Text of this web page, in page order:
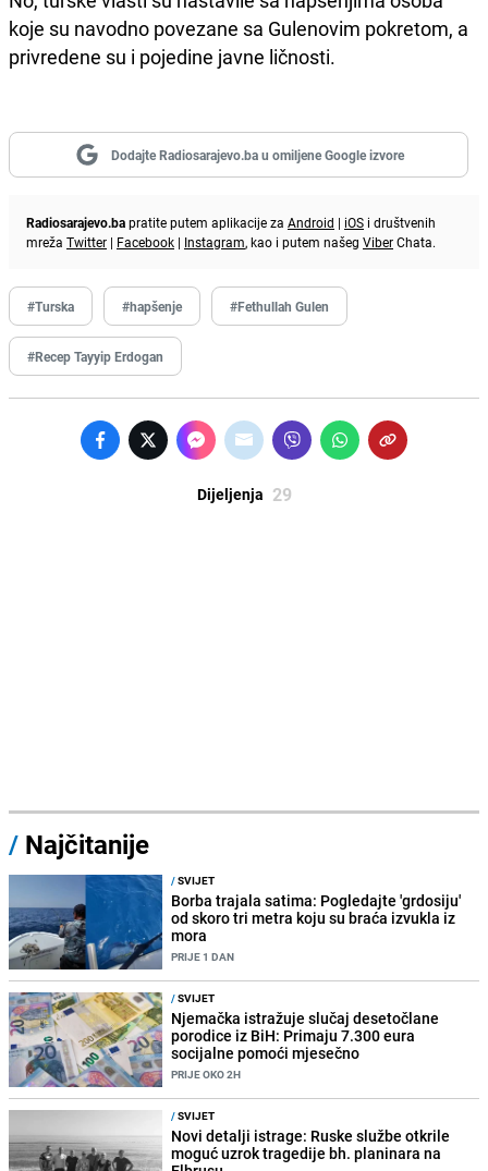
koje su navodno povezane sa Gulenovim pokretom, a
privredene su i pojedine javne ličnosti.
Dodajte Radiosarajevo.ba u omiljene Google izvore
Radiosarajevo.bapratite putem aplikacije za Android | iOS i društvenih
mreža Twitter | Facebook | Instagram, kao i putem našeg ViberChata.
#Turska #hapšenje #Fethullah Gulen
#Recep Tayyip Erdogan
Dijeljenja 29
/ Najčitanije
/SVIJET
Borba trajala satima: Pogledajte 'grdosiju'
od skoro tri metra koju su braća izvukla iz
mora
PRIJE 1 DAN
/SVIJET
Njemačka istražuje slučaj desetočlane
porodice iz BiH: Primaju 7.300 eura
socijalne pomoći mjesečno
PRIJE OKO 2H
/SVIJET
Novi detalji istrage: Ruske službe otkrile
moguć uzrok tragedije bh. planinara na